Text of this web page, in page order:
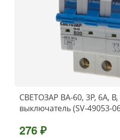
СВЕТОЗАР ВА-60, 3P, 6А,
выключатель (SV-49053-
276 ₽